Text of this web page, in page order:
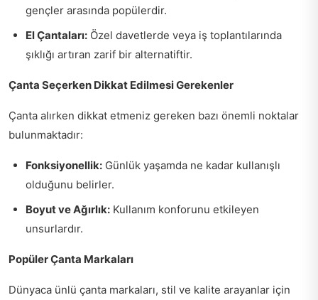
gençler arasında popülerdir.
El Çantaları: Özel davetlerde veya iş toplantılarında
şıklığı artıran zarif bir alternatiftir.
Çanta Seçerken Dikkat Edilmesi Gerekenler
Çanta alırken dikkat etmeniz gereken bazı önemli noktalar
bulunmaktadır:
Fonksiyonellik: Günlük yaşamda ne kadar kullanışlı
olduğunu belirler.
Boyut ve Ağırlık: Kullanım konforunu etkileyen
unsurlardır.
Popüler Çanta Markaları
Dünyaca ünlü çanta markaları, stil ve kalite arayanlar için